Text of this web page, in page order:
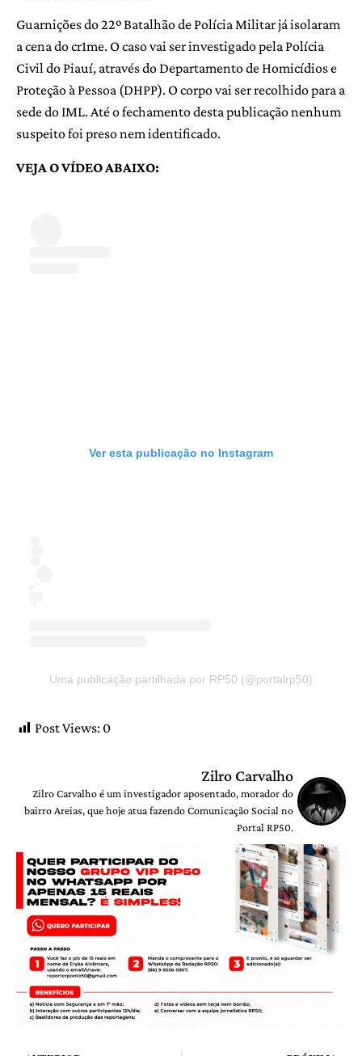
Guarnições do 22º Batalhão de Polícia Militar já isolaram
a cena do cr1me. O caso vai ser investigado pela Polícia
Civil do Piauí, através do Departamento de Homicídios e
Proteção à Pessoa (DHPP). O corpo vai ser recolhido para a
sede do IML. Até o fechamento desta publicação nenhum
suspeito foi preso nem identificado.
VEJA O VÍDEO ABAIXO:
Ver esta publicação no Instagram
Uma publicação partilhada por RP50 (@portalrp50)
Post Views: 0
Zilro Carvalho
Zilro Carvalho é um investigador aposentado, morador do
bairro Areias, que hoje atua fazendo Comunicação Social no
Portal RP50.